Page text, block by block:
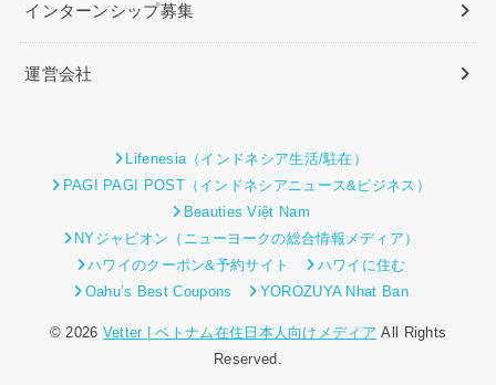
インターンシップ募集
運営会社
Lifenesia（インドネシア生活/駐在）
PAGI PAGI POST（インドネシアニュース&ビジネス）
Beauties Việt Nam
NYジャピオン（ニューヨークの総合情報メディア）
ハワイのクーポン&予約サイト
ハワイに住む
Oahu’s Best Coupons
YOROZUYA Nhat Ban
© 2026 Vetter | ベトナム在住日本人向けメディア All Rights
Reserved.